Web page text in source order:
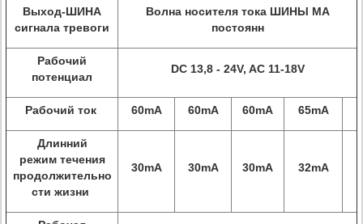
Выход-ШИНА
сигнала тревоги
Волна носителя тока ШИНЫ MA
постоянн
Рабочий
потенциал
DC 13,8 - 24V, AC 11-18V
Рабочий ток 60mA 60mA 60mA 65mA
Длинний
режим течения
продолжительно
сти жизни
30mA 30mA 30mA 32mA